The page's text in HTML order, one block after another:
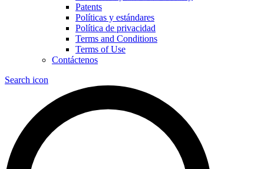
Patents
Políticas y estándares
Política de privacidad
Terms and Conditions
Terms of Use
Contáctenos
Search icon